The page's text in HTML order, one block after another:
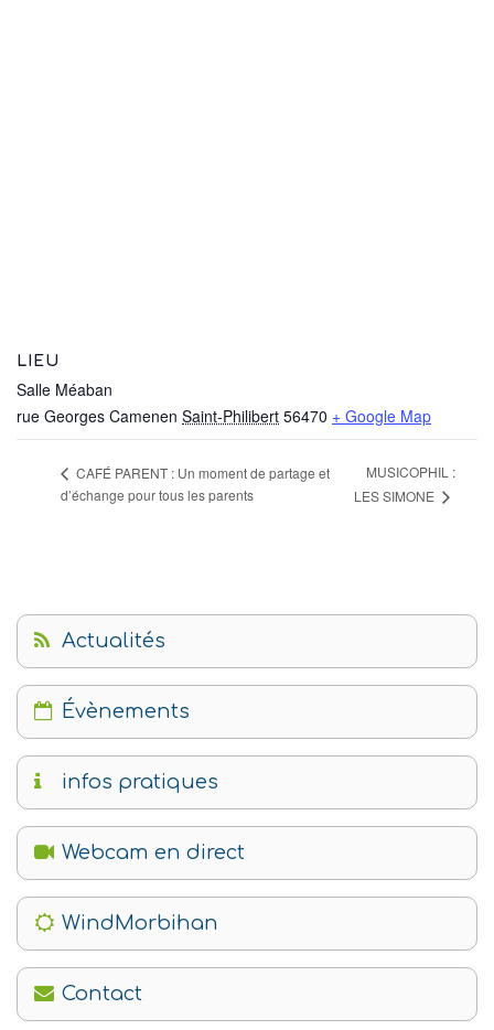
LIEU
Salle Méaban
rue Georges Camenen Saint-Philibert 56470 + Google Map
CAFÉ PARENT : Un moment de partage et
d’échange pour tous les parents
MUSICOPHIL :
LES SIMONE
Actualités
Évènements
infos pratiques
Webcam en direct
WindMorbihan
Contact